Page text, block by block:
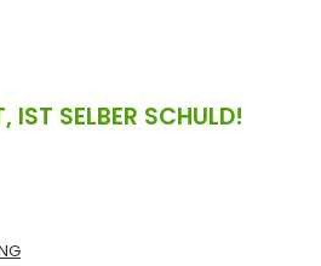
IST SELBER SCHULD!